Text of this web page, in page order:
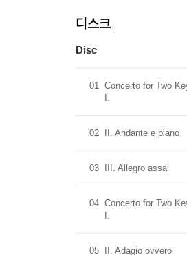
디스크
Disc
01 Concerto for Two
I.
02 II. Andante e piano
03 III. Allegro assai
04 Concerto for Two
I.
05 II. Adagio ovvero